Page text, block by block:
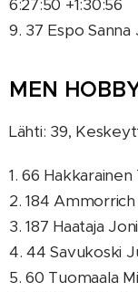
6:27:50 +1:30:56
9. 37 Espo Sanna
MEN
Lähti: 39,
1. 66
2. 184 Ammorrich
3. 187 Haataja
4. 44 Savukoski
5. 60 Tuomaala